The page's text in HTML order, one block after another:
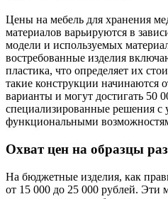
Цены на мебель для хранения
материалов варьируются в
модели и используемых
востребованные изделия
пластика, что определяет их
такие конструкции начинаются
варианты и могут достигать 50
специализированные решения с
функциональными
Охват цен на образцы
На бюджетные изделия, как
от 15 000 до 25 000 рублей. Эти